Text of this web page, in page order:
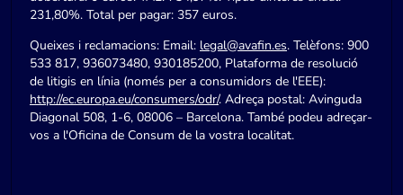
231,80%. Total per pagar: 357 euros.
Queixes i reclamacions: Email: legal@avafin.es. Telèfons: 900
533 817, 936073480, 930185200, Plataforma de resolució
de litigis en línia (només per a consumidors de l'EEE):
http://ec.europa.eu/consumers/odr/. Adreça postal: Avinguda
Diagonal 508, 1-6, 08006 – Barcelona. També podeu adreçar-
vos a l'Oficina de Consum de la vostra localitat.